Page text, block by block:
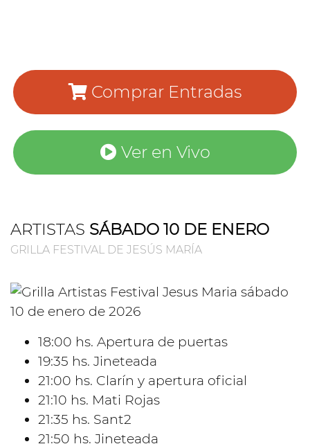
Comprar Entradas
Ver en Vivo
ARTISTAS SÁBADO 10 DE ENERO
GRILLA FESTIVAL DE JESÚS MARÍA
18:00 hs. Apertura de puertas
19:35 hs. Jineteada
21:00 hs. Clarín y apertura oficial
21:10 hs. Mati Rojas
21:35 hs. Sant2
21:50 hs. Jineteada